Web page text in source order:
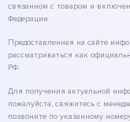
связанном с товаром и
Федерации.
Предоставленная на сайте
рассматриваться как
РФ.
Для получения актуальной
пожалуйста, свяжитесь с
позвоните по указанному